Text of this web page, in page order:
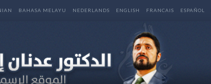
ESPAÑOL
FRANCAIS
ENGLISH
NEDERLANDS
BAHASA MELAYU